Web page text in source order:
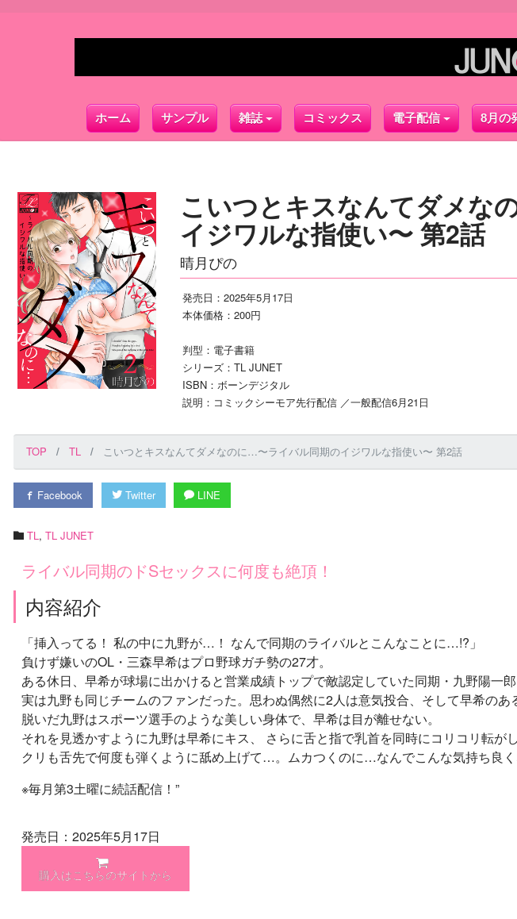
ホーム サンプル 雑誌 コミックス 電子配信 8月の
こいつとキスなんてダメな
イジワルな指使い〜 第2話
晴月ぴの
発売日：2025年5月17日
本体価格：200円
判型：電子書籍
シリーズ：TL JUNET
ISBN：ボーンデジタル
説明：コミックシーモア先行配信 ／一般配信6月21日
TOP TL こいつとキスなんてダメなのに…〜ライバル同期のイジワルな指使い〜 第2話
Facebook Twitter LINE
TL, TL JUNET
ライバル同期のドSセックスに何度も絶頂！
内容紹介
「挿入ってる！ 私の中に九野が…！ なんで同期のライバルとこんなことに…!?」
負けず嫌いのOL・三森早希はプロ野球ガチ勢の27才。
ある休日、早希が球場に出かけると営業成績トップで敵認定していた同期・九野陽一郎
実は九野も同じチームのファンだった。思わぬ偶然に2人は意気投合、そして早希の
脱いだ九野はスポーツ選手のような美しい身体で、早希は目が離せない。
それを見透かすように九野は早希にキス、 さらに舌と指で乳首を同時にコリコリ転がし
クリも舌先で何度も弾くように舐め上げて…。ムカつくのに…なんでこんな気持ち良
※毎月第3土曜に続話配信！”
発売日：2025年5月17日
購入はこちらのサイトから